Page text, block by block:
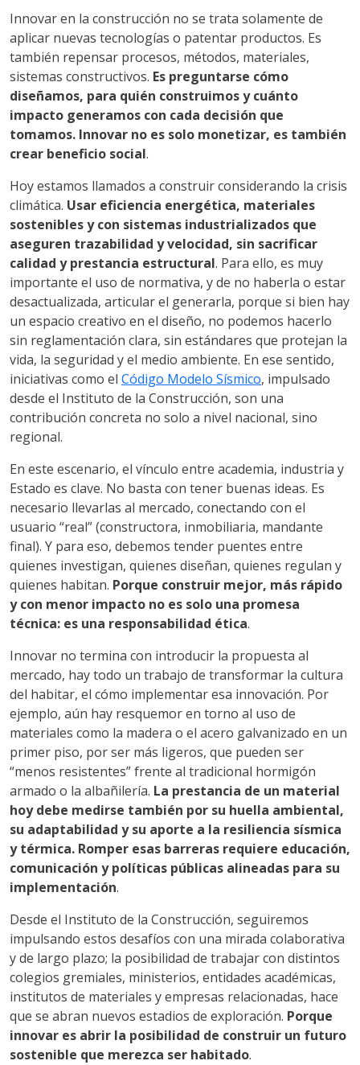
Innovar en la construcción no se trata solamente de
aplicar nuevas tecnologías o patentar productos. Es
también repensar procesos, métodos, materiales,
sistemas constructivos. Es preguntarse cómo
diseñamos, para quién construimos y cuánto
impacto generamos con cada decisión que
tomamos. Innovar no es solo monetizar, es también
crear beneficio social.
Hoy estamos llamados a construir considerando la crisis
climática. Usar eficiencia energética, materiales
sostenibles y con sistemas industrializados que
aseguren trazabilidad y velocidad, sin sacrificar
calidad y prestancia estructural. Para ello, es muy
importante el uso de normativa, y de no haberla o estar
desactualizada, articular el generarla, porque si bien hay
un espacio creativo en el diseño, no podemos hacerlo
sin reglamentación clara, sin estándares que protejan la
vida, la seguridad y el medio ambiente. En ese sentido,
iniciativas como el Código Modelo Sísmico, impulsado
desde el Instituto de la Construcción, son una
contribución concreta no solo a nivel nacional, sino
regional.
En este escenario, el vínculo entre academia, industria y
Estado es clave. No basta con tener buenas ideas. Es
necesario llevarlas al mercado, conectando con el
usuario “real” (constructora, inmobiliaria, mandante
final). Y para eso, debemos tender puentes entre
quienes investigan, quienes diseñan, quienes regulan y
quienes habitan. Porque construir mejor, más rápido
y con menor impacto no es solo una promesa
técnica: es una responsabilidad ética.
Innovar no termina con introducir la propuesta al
mercado, hay todo un trabajo de transformar la cultura
del habitar, el cómo implementar esa innovación. Por
ejemplo, aún hay resquemor en torno al uso de
materiales como la madera o el acero galvanizado en un
primer piso, por ser más ligeros, que pueden ser
“menos resistentes” frente al tradicional hormigón
armado o la albañilería. La prestancia de un material
hoy debe medirse también por su huella ambiental,
su adaptabilidad y su aporte a la resiliencia sísmica
y térmica. Romper esas barreras requiere educación,
comunicación y políticas públicas alineadas para su
implementación.
Desde el Instituto de la Construcción, seguiremos
impulsando estos desafíos con una mirada colaborativa
y de largo plazo; la posibilidad de trabajar con distintos
colegios gremiales, ministerios, entidades académicas,
institutos de materiales y empresas relacionadas, hace
que se abran nuevos estadios de exploración. Porque
innovar es abrir la posibilidad de construir un futuro
sostenible que merezca ser habitado.